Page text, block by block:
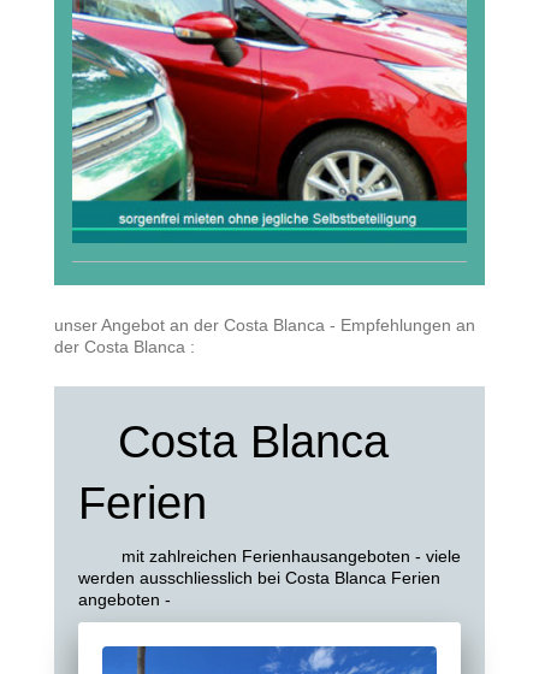
unser Angebot an der Costa Blanca - Empfehlungen an
der Costa Blanca :
Costa Blanca
Ferien
mit zahlreichen Ferienhausangeboten - viele
werden ausschliesslich bei Costa Blanca Ferien
angeboten -